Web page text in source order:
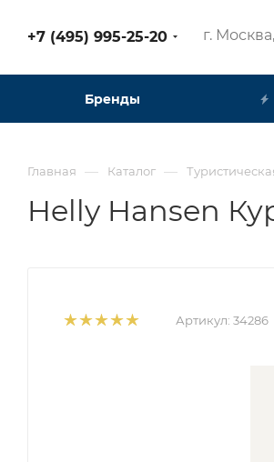
+7 (495) 995-25-20​ г.
Бренды
Главная — Каталог —
Helly Hansen
Артикул: 34286